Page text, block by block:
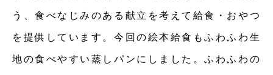
う、食べなじみのある献立を考えて給食・おやつ
を提供しています。今回の絵本給食もふわふわ生
地の食べやすい蒸しパンにしました。ふわふわの